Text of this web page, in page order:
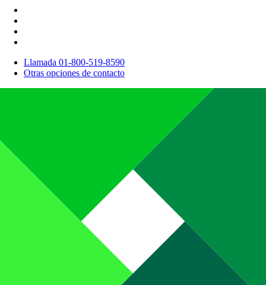
Llamada 01-800-519-8590
Otras opciones de contacto